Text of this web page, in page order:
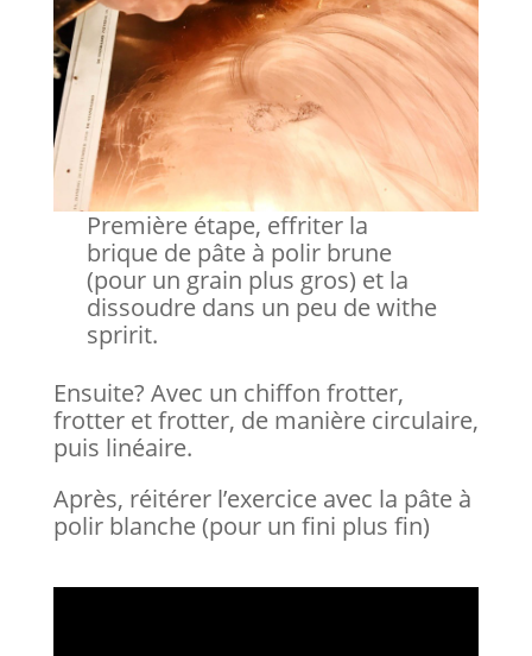
Première étape, effriter la
brique de pâte à polir brune
(pour un grain plus gros) et la
dissoudre dans un peu de withe
spririt.
Ensuite? Avec un chiffon frotter,
frotter et frotter, de manière circulaire,
puis linéaire.
Après, réitérer l’exercice avec la pâte à
polir blanche (pour un fini plus fin)